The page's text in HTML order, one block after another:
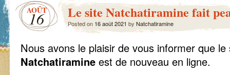
AOÛT
16 Le site Natchatiramine fait
Posted on 16 août 2021 by Natchatiramine
Nous avons le plaisir de vous informer que le
Natchatiramine est de nouveau en ligne.